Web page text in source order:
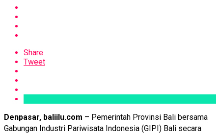
Share
Tweet
Denpasar, baliilu.com – Pemerintah Provinsi Bali bersama
Gabungan Industri Pariwisata Indonesia (GIPI) Bali secara